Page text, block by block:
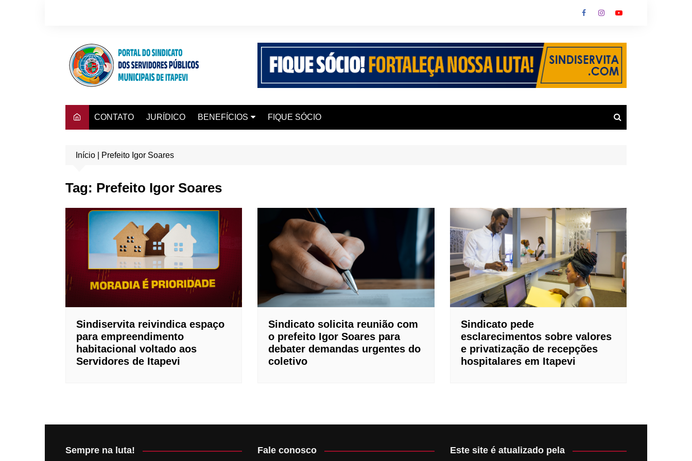
CONTATO JURÍDICO BENEFÍCIOS
Hapvida Smart 200 UP+
Instituto Edukaio
Mafisa Turismo
Perito Rubens Artave
Plano Odontológico
Instituto Edukaio
Boom Card
FIQUE SÓCIO
Início Prefeito Igor Soares
Tag: Prefeito Igor Soares
Sindiservita reivindica espaço
para empreendimento
habitacional voltado aos
Servidores de Itapevi
Sindicato solicita reunião com
o prefeito Igor Soares para
debater demandas urgentes do
coletivo
Sindicato pede
esclarecimentos sobre valores
e privatização de recepções
hospitalares em Itapevi
Sempre na luta! Fale conosco Este site é atualizado pela